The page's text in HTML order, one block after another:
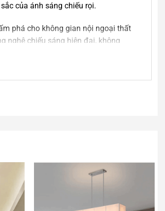
của ánh sáng chiếu rọi.
phá cho không gian nội ngoại thất
nghệ chiếu sáng hiện đại, không
được yêu cầu thiết kế của bạn. Bạn
của chúng tôi. Hoặc liên hệ với nhân
nhé!